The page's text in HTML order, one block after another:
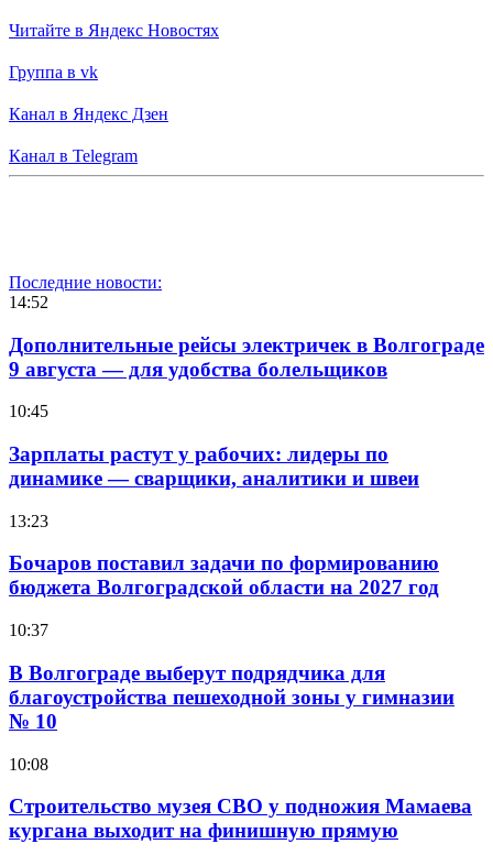
Читайте в Яндекс Новостях
Группа в vk
Канал в Яндекс Дзен
Канал в Telegram
Последние новости:
14:52
Дополнительные рейсы электричек в Волгограде
9 августа — для удобства болельщиков
10:45
Зарплаты растут у рабочих: лидеры по
динамике — сварщики, аналитики и швеи
13:23
Бочаров поставил задачи по формированию
бюджета Волгоградской области на 2027 год
10:37
В Волгограде выберут подрядчика для
благоустройства пешеходной зоны у гимназии
№ 10
10:08
Строительство музея СВО у подножия Мамаева
кургана выходит на финишную прямую